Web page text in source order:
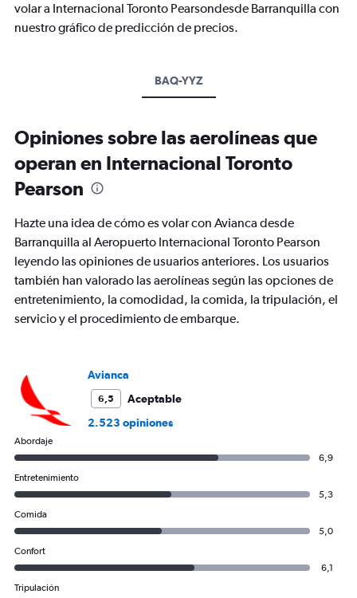
volar a Internacional Toronto Pearsondesde Barranquilla con
nuestro gráfico de predicción de precios.
BAQ-YYZ
Opiniones sobre las aerolíneas que
operan en Internacional Toronto
Pearson
Hazte una idea de cómo es volar con Avianca desde
Barranquilla al Aeropuerto Internacional Toronto Pearson
leyendo las opiniones de usuarios anteriores. Los usuarios
también han valorado las aerolíneas según las opciones de
entretenimiento, la comodidad, la comida, la tripulación, el
servicio y el procedimiento de embarque.
Avianca
6,5
Aceptable
2.523 opiniones
Abordaje
6,9
Entretenimiento
5,3
Comida
5,0
Confort
6,1
Tripulación